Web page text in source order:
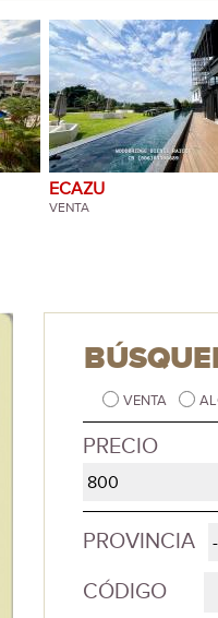
ECAZU
VENTA
EL COYOL ALAJUELA
ALQUILER
VENTA
PRECIO
PROVINCIA
CÓDIGO